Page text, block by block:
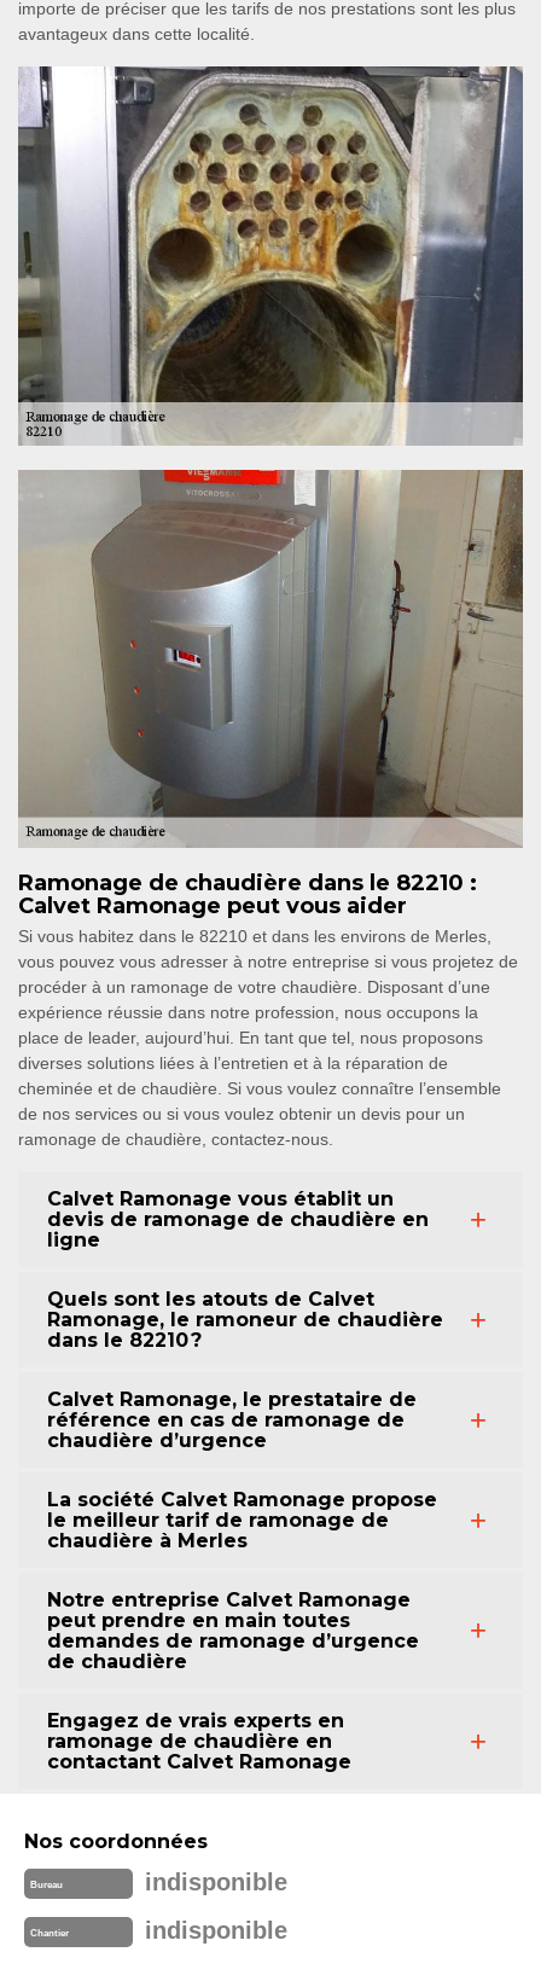
importe de préciser que les tarifs de nos prestations sont les plus
avantageux dans cette localité.
Ramonage de chaudière dans le 82210 :
Calvet Ramonage peut vous aider
Si vous habitez dans le 82210 et dans les environs de Merles,
vous pouvez vous adresser à notre entreprise si vous projetez de
procéder à un ramonage de votre chaudière. Disposant d’une
expérience réussie dans notre profession, nous occupons la
place de leader, aujourd’hui. En tant que tel, nous proposons
diverses solutions liées à l’entretien et à la réparation de
cheminée et de chaudière. Si vous voulez connaître l’ensemble
de nos services ou si vous voulez obtenir un devis pour un
ramonage de chaudière, contactez-nous.
Calvet Ramonage vous établit un
devis de ramonage de chaudière en
ligne
Quels sont les atouts de Calvet
Ramonage, le ramoneur de chaudière
dans le 82210 ?
Calvet Ramonage, le prestataire de
référence en cas de ramonage de
chaudière d’urgence
La société Calvet Ramonage propose
le meilleur tarif de ramonage de
chaudière à Merles
Notre entreprise Calvet Ramonage
peut prendre en main toutes
demandes de ramonage d’urgence
de chaudière
Engagez de vrais experts en
ramonage de chaudière en
contactant Calvet Ramonage
Nos coordonnées
Bureau indisponible
Chantier indisponible